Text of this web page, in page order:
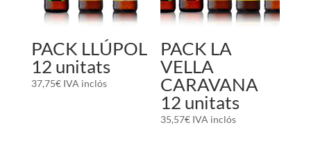
PACK LLÚPOL
12 unitats
37,75€ IVA inclós
PACK LA
VELLA
CARAVANA
12 unitats
35,57€ IVA inclós